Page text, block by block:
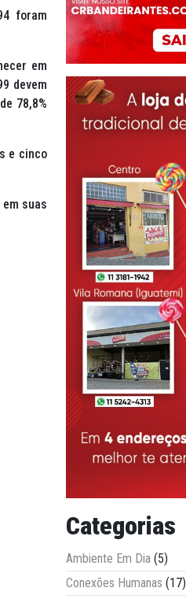
foram
em
devem
78,8%
e cinco
suas
Categorias
Ambiente Em Dia (5)
Conexões Humanas (17)